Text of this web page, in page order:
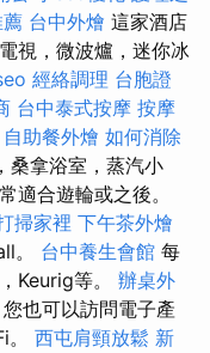
台中外燴 這家酒店
視，微波爐，迷你冰
經絡調理 台胞證
台中泰式按摩 按摩
自助餐外燴 如何消除
桑拿浴室，蒸汽小
適合遊輪或之後。
掃家裡 下午茶外燴
。 台中養生會館 每
Keurig等。 辦桌外
您也可以訪問電子產
西屯肩頸放鬆 新